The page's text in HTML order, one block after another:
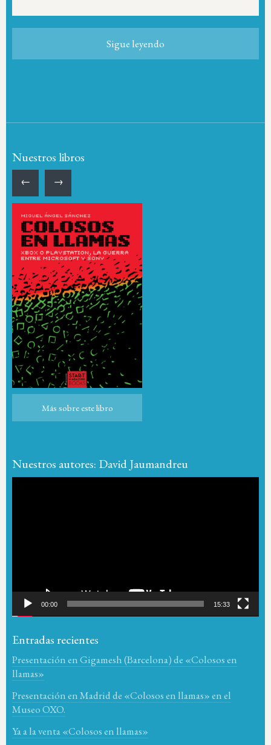
Sigue leyendo
Nuestros libros
← →
Más sobre este libro
Nuestros autores: David Jaumandreu
00:00 15:33
Entradas recientes
Presentación en Gigamesh (Barcelona) de «Colosos en
llamas»
Presentación en Madrid de «Colosos en llamas» en el
Museo OXO.
Ya a la venta «Colosos en llamas»